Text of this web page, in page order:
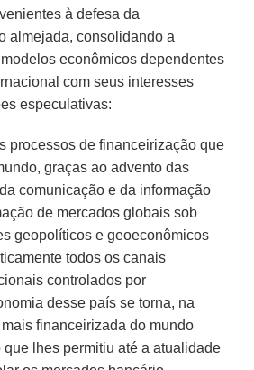
à defesa da
almejada, consolidando a
econômicos dependentes
com seus interesses
especulativas:
processos de financeirização que
graças ao advento das
comunicação e da informação
de mercados globais sob
geopolíticos e geoeconômicos
todos os canais
controlados por
desse país se torna, na
financeirizada do mundo
que lhes permitiu até a atualidade